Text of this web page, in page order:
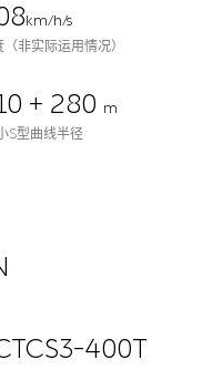
km/h/s
非实际运用情况）
+ 280 m
S型曲线半径
400T